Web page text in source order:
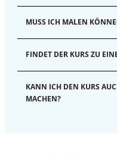
MUSS ICH MALEN
FINDET DER KURS ZU
KANN ICH DEN KURS
MACHEN?